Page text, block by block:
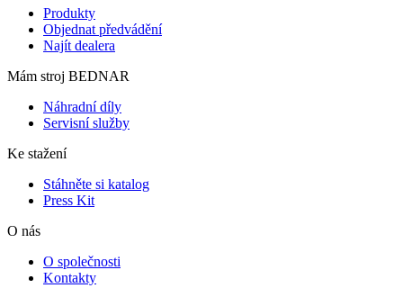
Produkty
Objednat předvádění
Najít dealera
Mám stroj BEDNAR
Náhradní díly
Servisní služby
Ke stažení
Stáhněte si katalog
Press Kit
O nás
O společnosti
Kontakty